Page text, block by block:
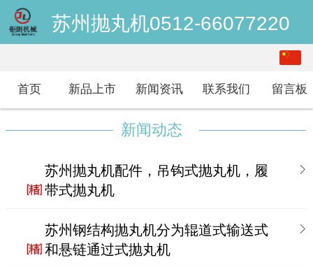
苏州抛丸机0512-66077220
English
首页 新品上市 新闻资讯 联系我们 留言板
新闻动态
苏州抛丸机配件，吊钩式抛丸机，履
带式抛丸机
苏州钢结构抛丸机分为辊道式输送式
和悬链通过式抛丸机